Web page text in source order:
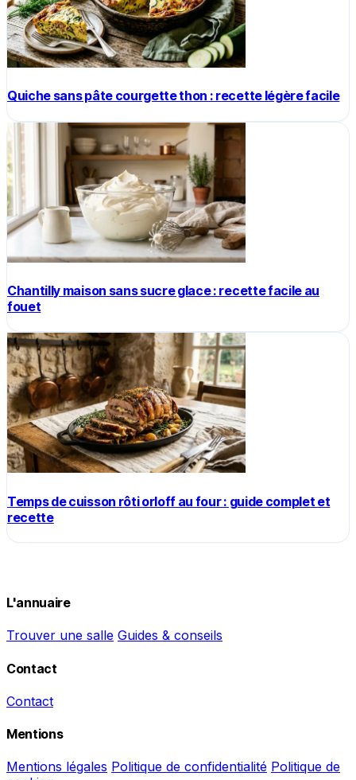
Quiche sans pâte courgette thon : recette légère facile
Chantilly maison sans sucre glace : recette facile au
fouet
Temps de cuisson rôti orloff au four : guide complet et
recette
L'annuaire
Trouver une salle Guides & conseils
Contact
Contact
Mentions
Mentions légales Politique de confidentialité Politique de